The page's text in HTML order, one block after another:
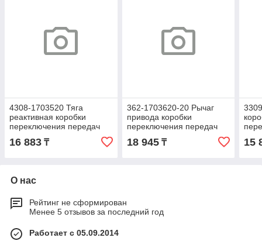
4308-1703520 Тяга
реактивная коробки
переключения передач
(КПП) 4308 в сборе (ООО
НПО РОСТАР)
16 883 ₸
362-1703620-20 Рычаг
привода коробки
переключения передач
(КПП)-152 ЕВРО в сборе
(ООО НПО РОСТАР)
18 945₸ 15
О нас
Рейтинг не сформирован
Менее 5 отзывов за последний год
Работает с 05.09.2014